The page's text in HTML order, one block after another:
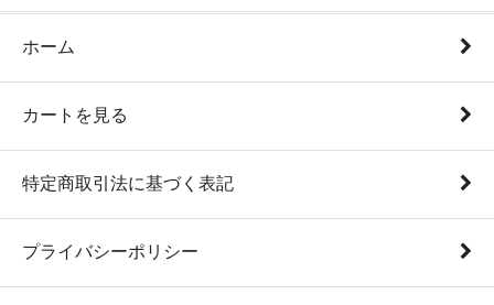
ホーム
カートを見る
特定商取引法に基づく表記
プライバシーポリシー